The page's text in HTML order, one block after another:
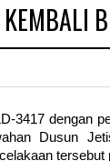
3417 dengan
Dusun